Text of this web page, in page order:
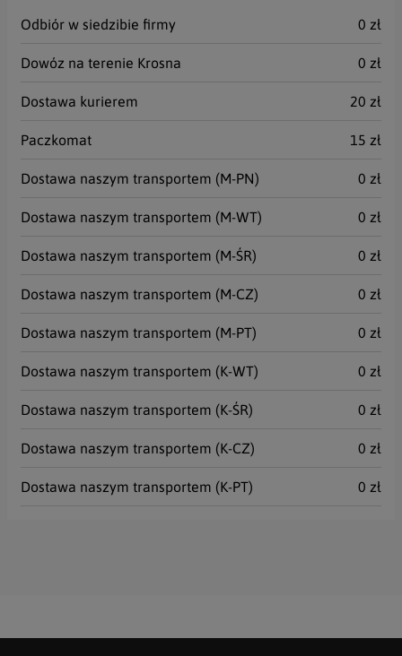
Odbiór w siedzibie firmy 0 zł
Dowóz na terenie Krosna 0 zł
Dostawa kurierem 20 zł
Paczkomat 15 zł
Dostawa naszym transportem (M-PN) 0 zł
Dostawa naszym transportem (M-WT) 0 zł
Dostawa naszym transportem (M-ŚR) 0 zł
Dostawa naszym transportem (M-CZ) 0 zł
Dostawa naszym transportem (M-PT) 0 zł
Dostawa naszym transportem (K-WT) 0 zł
Dostawa naszym transportem (K-ŚR) 0 zł
Dostawa naszym transportem (K-CZ) 0 zł
Dostawa naszym transportem (K-PT) 0 zł